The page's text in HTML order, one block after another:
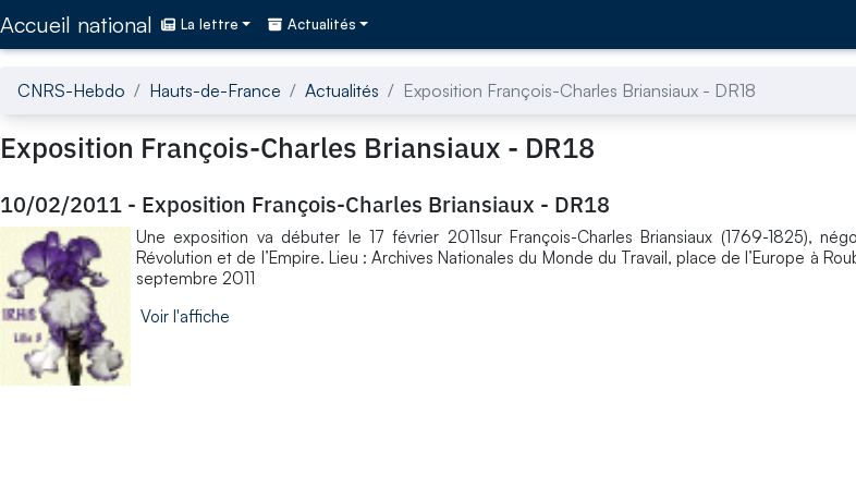
Accueil national La lettre Actualités
CNRS-Hebdo Hauts-de-France Actualités Exposition François-Charles Briansiaux - DR18
Exposition François-Charles Briansiaux - DR18
10/02/2011 - Exposition François-Charles Briansiaux - DR18
Une exposition va débuter le 17 février 2011sur François-Charles Briansiaux (1769-1825),
Révolution et de l’Empire. Lieu : Archives Nationales du Monde du Travail, place de l’Europe à
septembre 2011
Voir l'affiche